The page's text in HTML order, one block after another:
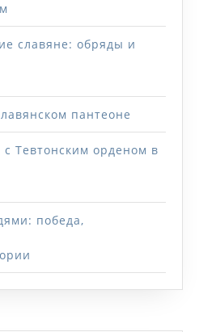
славяне: обряды и
пантеоне
с Тевтонским орденом в
победа,